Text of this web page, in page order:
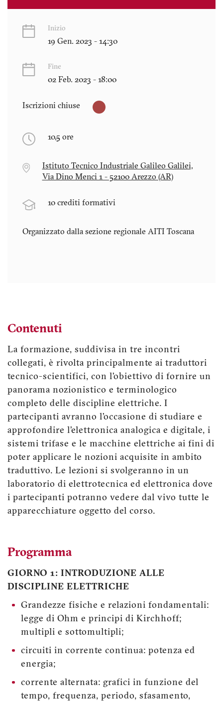
Inizio
19 Gen. 2023 - 14:30
Fine
02 Feb. 2023 - 18:00
Iscrizioni chiuse
10,5 ore
Istituto Tecnico Industriale Galileo Galilei,
Via Dino Menci 1 - 52100 Arezzo (AR)
10 crediti formativi
Organizzato dalla sezione regionale AITI Toscana
Contenuti
La formazione, suddivisa in tre incontri
collegati, è rivolta principalmente ai traduttori
tecnico-scientifici, con l’obiettivo di fornire un
panorama nozionistico e terminologico
completo delle discipline elettriche. I
partecipanti avranno l’occasione di studiare e
approfondire l’elettronica analogica e digitale, i
sistemi trifase e le macchine elettriche ai fini di
poter applicare le nozioni acquisite in ambito
traduttivo. Le lezioni si svolgeranno in un
laboratorio di elettrotecnica ed elettronica dove
i partecipanti potranno vedere dal vivo tutte le
apparecchiature oggetto del corso.
Programma
GIORNO 1: INTRODUZIONE ALLE
DISCIPLINE ELETTRICHE
Grandezze fisiche e relazioni fondamentali:
legge di Ohm e principi di Kirchhoff;
multipli e sottomultipli;
circuiti in corrente continua: potenza ed
energia;
corrente alternata: grafici in funzione del
tempo, frequenza, periodo, sfasamento,